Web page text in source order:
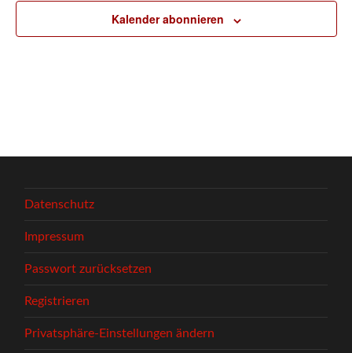
Kalender abonnieren
Datenschutz
Impressum
Passwort zurücksetzen
Registrieren
Privatsphäre-Einstellungen ändern